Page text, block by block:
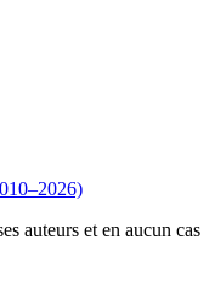
auteurs et en aucun cas